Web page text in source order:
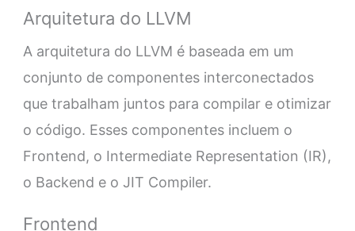
Arquitetura do LLVM
A arquitetura do LLVM é baseada em um
conjunto de componentes interconectados
que trabalham juntos para compilar e otimizar
o código. Esses componentes incluem o
Frontend, o Intermediate Representation (IR),
o Backend e o JIT Compiler.
Frontend